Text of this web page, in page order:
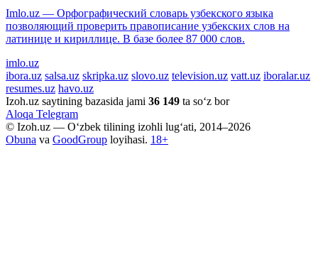
Imlo.uz — Орфографический словарь узбекского языка
позволяющий проверить правописание узбекских слов на
латинице и кириллице. В базе более 87 000 слов.
imlo.uz
ibora.uz salsa.uz skripka.uz slovo.uz television.uz vatt.uz iboralar.uz
resumes.uz havo.uz
Izoh.uz saytining bazasida jami 36 149 ta so‘z bor
Aloqa Telegram
© Izoh.uz — O‘zbek tilining izohli lug‘ati, 2014–2026
Obuna va GoodGroup loyihasi. 18+